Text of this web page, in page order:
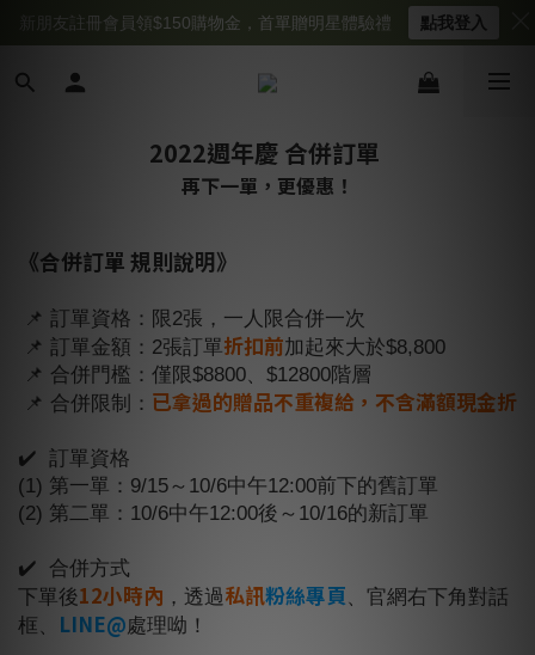
2022週年慶 合併訂單
再下一單，更優惠！
《合併訂單 規則說明》
📌 訂單資格：限2張，一人限合併一次
📌 訂單金額：2張訂單折扣前加起來大於$8,800
📌 合併門檻：僅限$8800、$12800階層
📌 合併限制： 已拿過的贈品不重複給，不含滿額現金折
✔️ 訂單資格
(1) 第一單：9/15～10/6中午12:00前下的舊訂單
(2) 第二單：10/6中午12:00後～10/16的新訂單
✔️ 合併方式
下單後12小時內 ，透過私訊粉絲專頁、官網右下角對話
框、
LINE@處理呦！
新朋友註冊會員領$150購物金，首單贈明星體驗禮 點我登入